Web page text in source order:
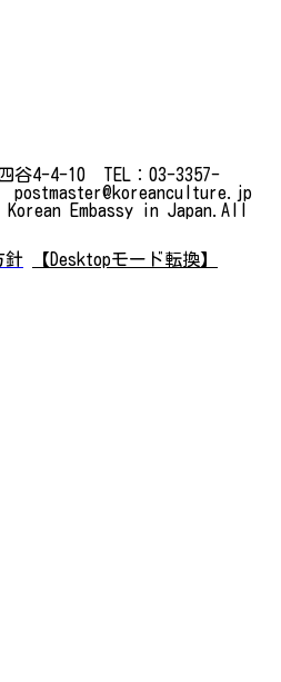
谷4-4-10 TEL：03-3357-
postmaster@koreanculture.jp
Embassy in Japan.All
針
【Desktopモード転換】